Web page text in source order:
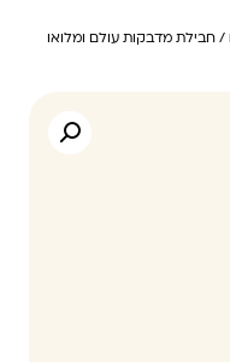
/ חבילת מדבקות עולם ומלואו